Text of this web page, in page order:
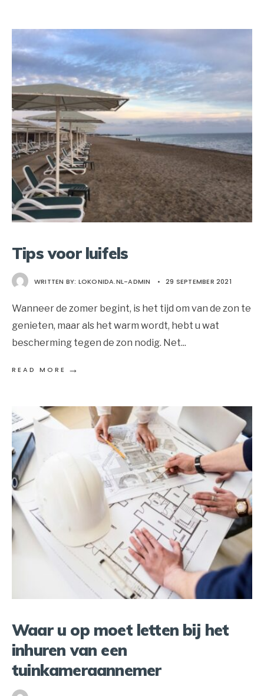
Tips voor luifels
WRITTEN BY: LOKONIDA.NL-ADMIN • 29 SEPTEMBER 2021
Wanneer de zomer begint, is het tijd om van de zon te
genieten, maar als het warm wordt, hebt u wat
bescherming tegen de zon nodig. Net...
READ MORE →
Waar u op moet letten bij het
inhuren van een
tuinkameraannemer